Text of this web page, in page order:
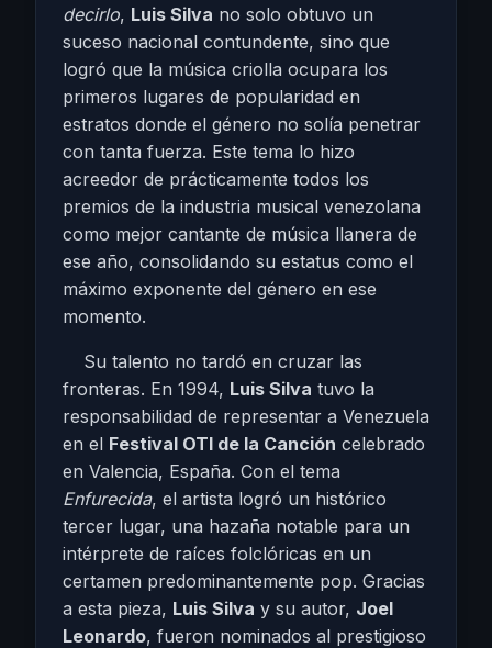
decirlo, Luis Silva no solo obtuvo un
suceso nacional contundente, sino que
logró que la música criolla ocupara los
primeros lugares de popularidad en
estratos donde el género no solía penetrar
con tanta fuerza. Este tema lo hizo
acreedor de prácticamente todos los
premios de la industria musical venezolana
como mejor cantante de música llanera de
ese año, consolidando su estatus como el
máximo exponente del género en ese
momento.
Su talento no tardó en cruzar las
fronteras. En 1994, Luis Silva tuvo la
responsabilidad de representar a Venezuela
en el Festival OTI de la Canción celebrado
en Valencia, España. Con el tema
Enfurecida, el artista logró un histórico
tercer lugar, una hazaña notable para un
intérprete de raíces folclóricas en un
certamen predominantemente pop. Gracias
a esta pieza, Luis Silva y su autor, Joel
Leonardo, fueron nominados al prestigioso